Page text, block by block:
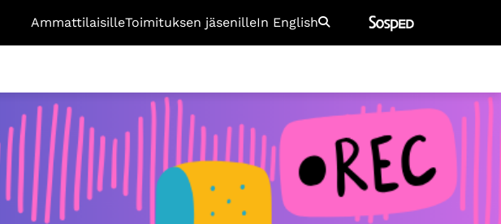
AmmattilaisilleToimituksen jäsenilleIn English Etsi